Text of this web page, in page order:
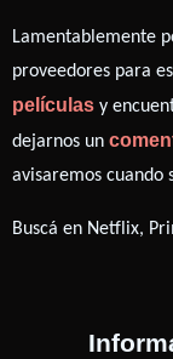
Lamentablemente
proveedores para
películas y
dejarnos un
avisaremos cuando
Buscá en Netflix,